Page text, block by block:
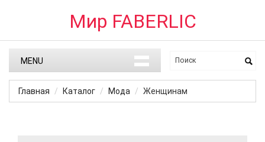
Мир FABERLIC
MENU
Главная Каталог Мода Женщинам